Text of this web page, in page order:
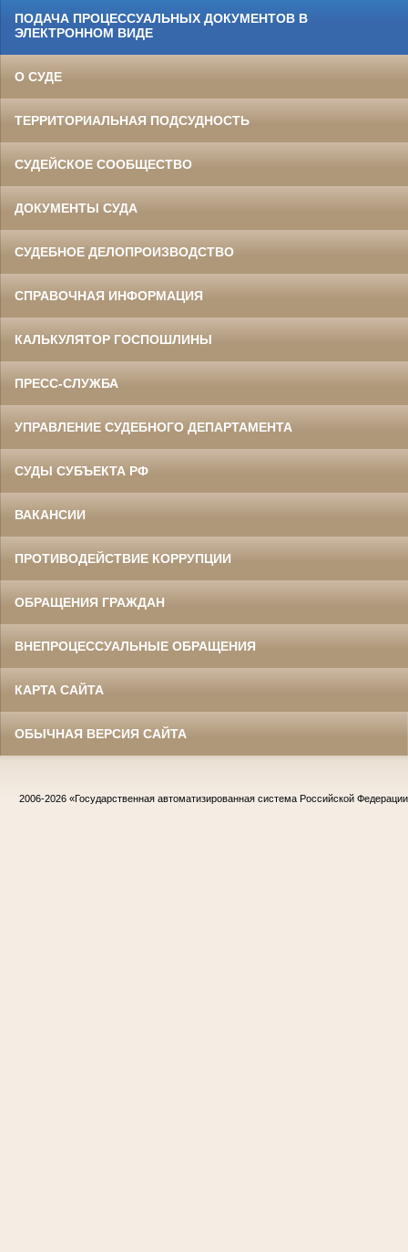
ПОДАЧА ПРОЦЕССУАЛЬНЫХ ДОКУМЕНТОВ В
ЭЛЕКТРОННОМ ВИДЕ
О СУДЕ
ТЕРРИТОРИАЛЬНАЯ ПОДСУДНОСТЬ
СУДЕЙСКОЕ СООБЩЕСТВО
ДОКУМЕНТЫ СУДА
СУДЕБНОЕ ДЕЛОПРОИЗВОДСТВО
СПРАВОЧНАЯ ИНФОРМАЦИЯ
КАЛЬКУЛЯТОР ГОСПОШЛИНЫ
ПРЕСС-СЛУЖБА
УПРАВЛЕНИЕ СУДЕБНОГО ДЕПАРТАМЕНТА
СУДЫ СУБЪЕКТА РФ
ВАКАНСИИ
ПРОТИВОДЕЙСТВИЕ КОРРУПЦИИ
ОБРАЩЕНИЯ ГРАЖДАН
ВНЕПРОЦЕССУАЛЬНЫЕ ОБРАЩЕНИЯ
КАРТА САЙТА
ОБЫЧНАЯ ВЕРСИЯ САЙТА
2006-2026 «Государственная автоматизированная система Российской